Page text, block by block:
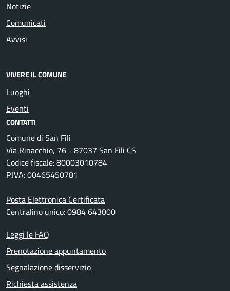
Notizie
Comunicati
Avvisi
VIVERE IL COMUNE
Luoghi
Eventi
CONTATTI
Comune di San Fili
Via Rinacchio, 76 - 87037 San Fili CS
Codice fiscale: 80003010784
P.IVA: 00465450781
Posta Elettronica Certificata
Centralino unico: 0984 643000
Leggi le FAQ
Prenotazione appuntamento
Segnalazione disservizio
Richiesta assistenza